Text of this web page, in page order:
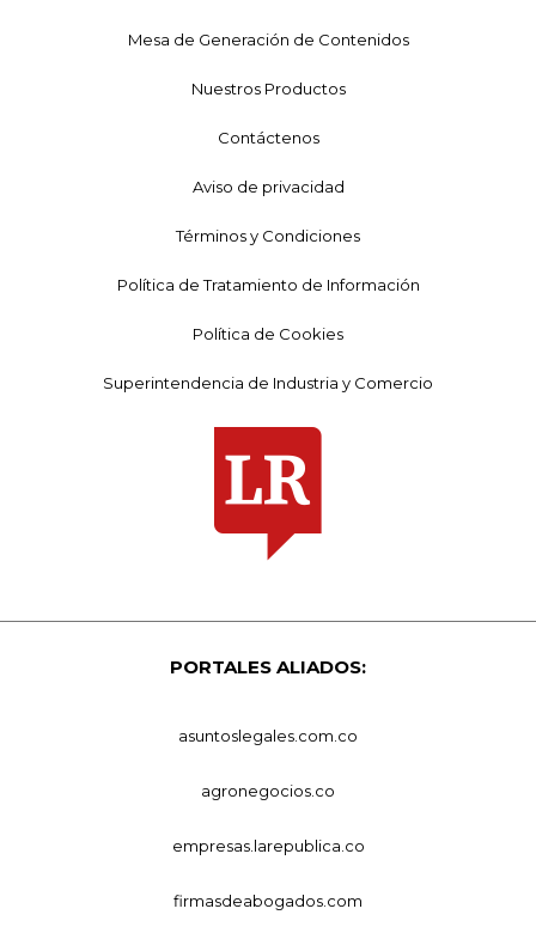
Mesa de Generación de Contenidos
Nuestros Productos
Contáctenos
Aviso de privacidad
Términos y Condiciones
Política de Tratamiento de Información
Política de Cookies
Superintendencia de Industria y Comercio
PORTALES ALIADOS:
asuntoslegales.com.co
agronegocios.co
empresas.larepublica.co
firmasdeabogados.com